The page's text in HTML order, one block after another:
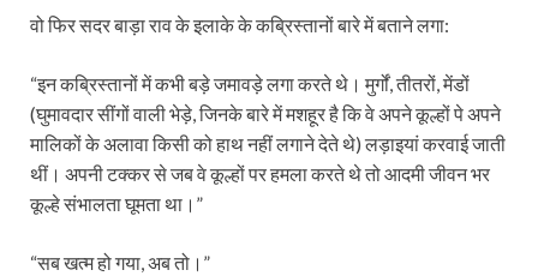
वो फिर सदर बाड़ा राव के इलाके के कब्रिस्तानों बारे में बताने लगा:
“इन कब्रिस्तानों में कभी बड़े जमावड़े लगा करते थे। मुर्गों, तीतरों, मेंडों
(घुमावदार सींगों वाली भेड़े, जिनके बारे में मशहूर है कि वे अपने कूल्हों पे अपने
मालिकों के अलावा किसी को हाथ नहीं लगाने देते थे) लड़ाइयां करवाई जाती
थीं। अपनी टक्कर से जब वे कूल्हों पर हमला करते थे तो आदमी जीवन भर
कूल्हे संभालता घूमता था।”
“सब खत्म हो गया, अब तो।”